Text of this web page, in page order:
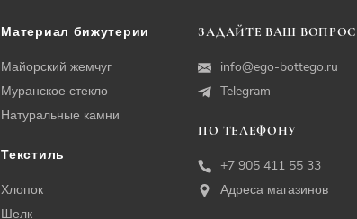
Материал бижутерии
Майорский жемчуг
Муранское стекло
Натуральные камни
Текстиль
Хлопок
Шелк
ЗАДАЙТЕ ВАШ ВОПРОС
info@ego-bottego.ru
Telegram
ПО ТЕЛЕФОНУ
+7 905 411 55 33
Адреса магазинов